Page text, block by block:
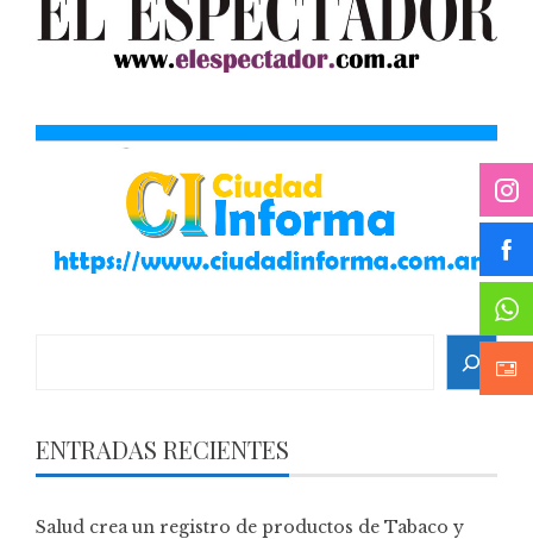
ENTRADAS RECIENTES
Salud crea un registro de productos de Tabaco y